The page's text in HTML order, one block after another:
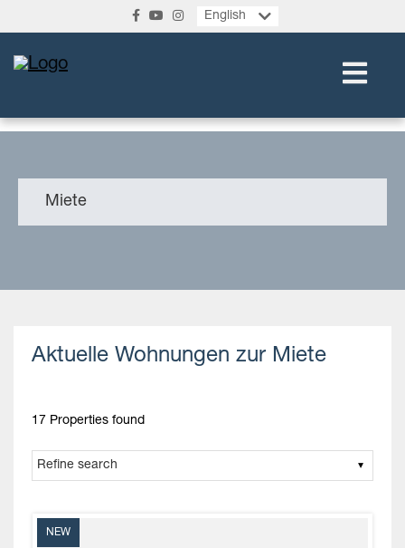
English
Miete
Aktuelle Wohnungen zur Miete
17 Properties found
NEW